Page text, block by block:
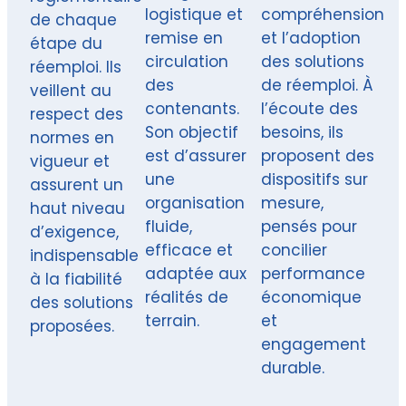
de chaque
étape du
réemploi. Ils
veillent au
respect des
normes en
vigueur et
assurent un
haut niveau
d’exigence,
indispensable
à la fiabilité
des solutions
proposées.
logistique et
remise en
circulation
des
contenants.
Son objectif
est d’assurer
une
organisation
fluide,
efficace et
adaptée aux
réalités de
terrain.
compréhension
et l’adoption
des solutions
de réemploi. À
l’écoute des
besoins, ils
proposent des
dispositifs sur
mesure,
pensés pour
concilier
performance
économique
et
engagement
durable.